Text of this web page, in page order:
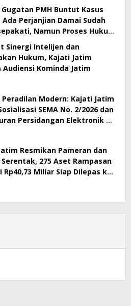
PMH Buntut Kasus
Ada Perjanjian Damai Sudah
Namun Proses Hukum
Sinergi Intelijen dan
Hukum, Kajati Jatim
Audiensi Kominda Jatim
Peradilan Modern: Kajati Jatim
SEMA No. 2/2026 dan
Persidangan Elektronik di
Resmikan Pameran dan
275 Aset Rampasan
Rp40,73 Miliar Siap Dilepas ke